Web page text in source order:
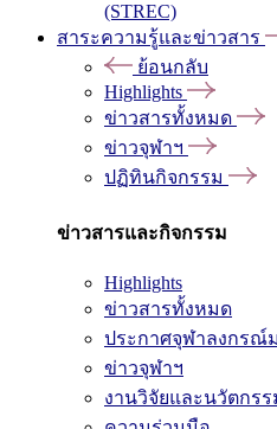
(STREC)
สาระความรู้และข่าวสาร
ย้อนกลับ
Highlights
ข่าวสารทั้งหมด
ข่าวจุฬาฯ
ปฏิทินกิจกรรม
ข่าวสารและกิจกรรม
Highlights
ข่าวสารทั้งหมด
ประกาศจุฬาลงกรณ์
ข่าวจุฬาฯ
งานวิจัยและนวัตกรร